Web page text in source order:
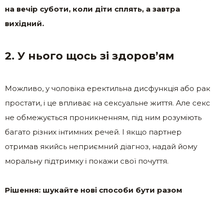
на вечір суботи, коли діти сплять, а завтра
вихідний.
2. У нього щось зі здоров’ям
Можливо, у чоловіка еректильна дисфункція або рак
простати, і це впливає на сексуальне життя. Але секс
не обмежується проникненням, під ним розуміють
багато різних інтимних речей. І якщо партнер
отримав якийсь неприємний діагноз, надай йому
моральну підтримку і покажи свої почуття.
Рішення: шукайте нові способи бути разом